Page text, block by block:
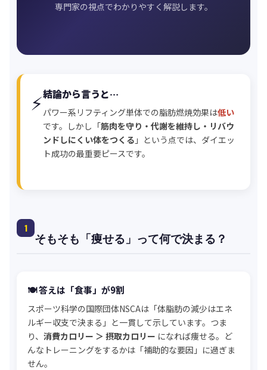
専門家の視点でわかりやすく解説します。
⚡結論から言うと…
パワー系リフティング単体での脂肪燃焼効果は低い
です。しかし「筋肉を守り・代謝を維持し・リバウ
ンドしにくい体をつくる 」という点では、ダイエッ
ト成功の最重要ピースです。
1
そもそも「痩せる」って何で決まる？
🍽️ 答えは「食事」が9割
スポーツ科学の国際団体NSCAは「体脂肪の減少はエネ
ルギー収支で決まる」と一貫して示しています。つま
り、 消費カロリー ＞ 摂取カロリー になれば痩せる。ど
んなトレーニングをするかは「補助的な要因」に過ぎま
せん。